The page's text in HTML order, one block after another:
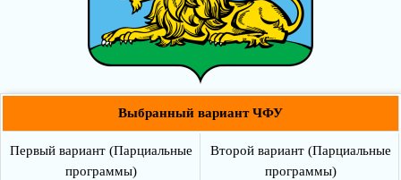
Выбранный вариант ЧФУ
Первый вариант (Парциальные
программы)
Второй вариант (Парциальные
программы)